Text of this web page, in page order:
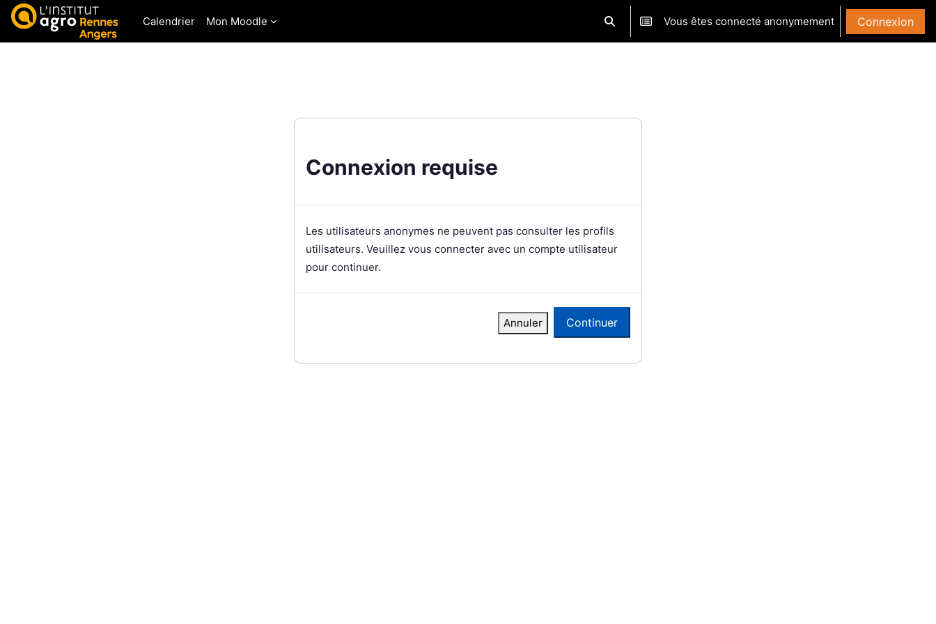
Passer au contenu principal
Calendrier
Mon Moodle Activer/désactiver la saisie de recherche
Vous êtes connecté anonymement Connexion
Connexion requise
Les utilisateurs anonymes ne peuvent pas consulter les profils
utilisateurs. Veuillez vous connecter avec un compte utilisateur
pour continuer.
Annuler Continuer